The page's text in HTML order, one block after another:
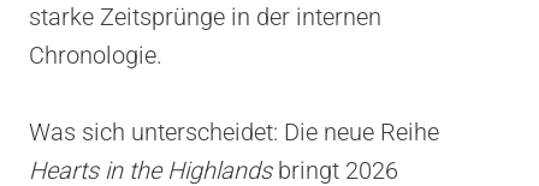
starke Zeitsprünge in der internen
Chronologie.
Was sich unterscheidet: Die neue Reihe
Hearts in the Highlandsbringt 2026